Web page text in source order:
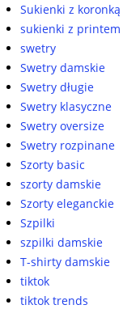
Sukienki z koronką
sukienki z printem
swetry
Swetry damskie
Swetry długie
Swetry klasyczne
Swetry oversize
Swetry rozpinane
Szorty basic
szorty damskie
Szorty eleganckie
Szpilki
szpilki damskie
T-shirty damskie
tiktok
tiktok trends